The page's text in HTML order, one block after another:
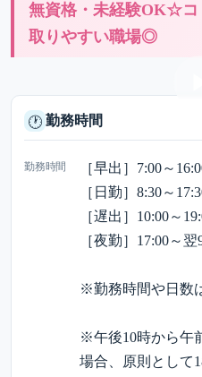
無資格・未経験OK☆コ
取りやすい職場◎
🕐 勤務時間
勤務時間
［早出］7:00～
［日勤］8:30～
［遅出］10:00～
［夜勤］17:00～翌
※勤務時間や日数
※午後10時から午
場合、原則として